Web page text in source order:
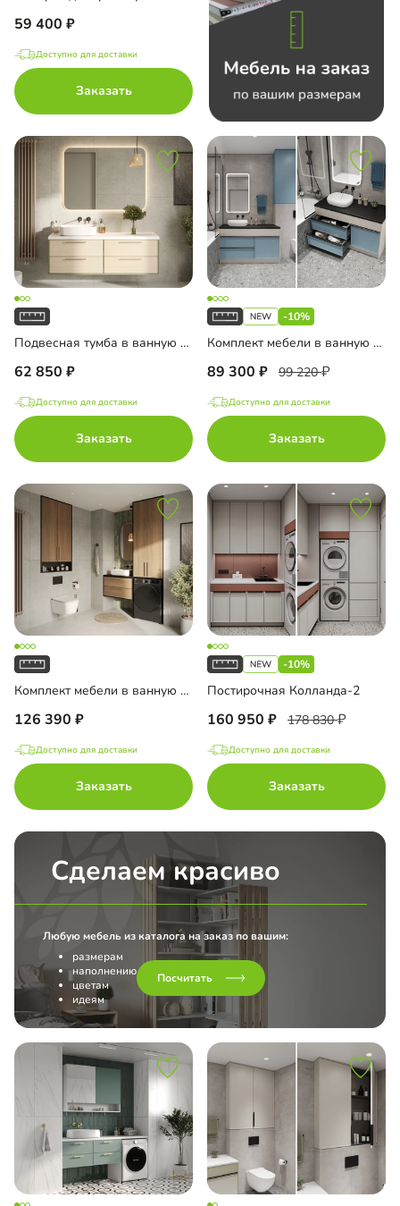
59 400
Доступно для доставки
Заказать
Подвесная тумба в ванную комнату Тосса-4
62 850
Доступно для доставки
Заказать
-10%
Комплект мебели в ванную комнату Колланда-3
89 300 99 220
Доступно для доставки
Заказать
Комплект мебели в ванную комнату Тосса-1
126 390
Доступно для доставки
Заказать
-10%
Постирочная Колланда-2
160 950 178 830
Доступно для доставки
Заказать
Сделаем красиво
Любую мебель из каталога на заказ по вашим:
размерам
наполнению
цветам
идеям
Посчитать